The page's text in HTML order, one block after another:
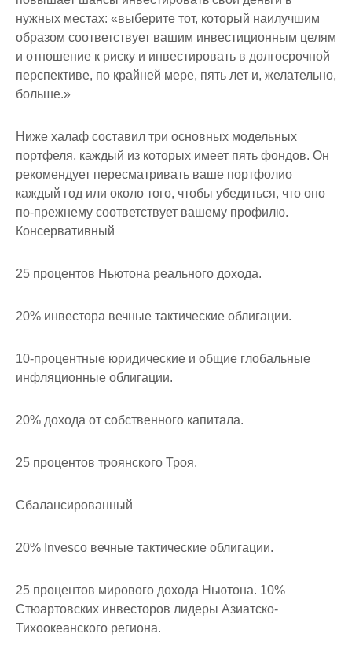
нужных местах: «выберите тот, который наилучшим
образом соответствует вашим инвестиционным целям
и отношение к риску и инвестировать в долгосрочной
перспективе, по крайней мере, пять лет и, желательно,
больше.»
Ниже халаф составил три основных модельных
портфеля, каждый из которых имеет пять фондов. Он
рекомендует пересматривать ваше портфолио
каждый год или около того, чтобы убедиться, что оно
по-прежнему соответствует вашему профилю.
Консервативный
25 процентов Ньютона реального дохода.
20% инвестора вечные тактические облигации.
10-процентные юридические и общие глобальные
инфляционные облигации.
20% дохода от собственного капитала.
25 процентов троянского Троя.
Сбалансированный
20% Invesco вечные тактические облигации.
25 процентов мирового дохода Ньютона. 10%
Стюартовских инвесторов лидеры Азиатско-
Тихоокеанского региона.